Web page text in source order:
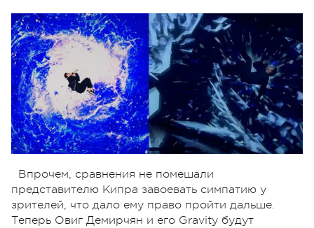
Впрочем, сравнения не помешали
представителю Кипра завоевать симпатию у
зрителей, что дало ему право пройти дальше.
Теперь Овиг Демирчян и его Gravity будут